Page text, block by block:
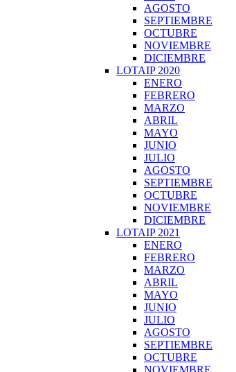
AGOSTO
SEPTIEMBRE
OCTUBRE
NOVIEMBRE
DICIEMBRE
LOTAIP 2020
ENERO
FEBRERO
MARZO
ABRIL
MAYO
JUNIO
JULIO
AGOSTO
SEPTIEMBRE
OCTUBRE
NOVIEMBRE
DICIEMBRE
LOTAIP 2021
ENERO
FEBRERO
MARZO
ABRIL
MAYO
JUNIO
JULIO
AGOSTO
SEPTIEMBRE
OCTUBRE
NOVIEMBRE